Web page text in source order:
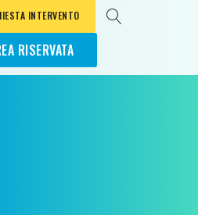
INTERVENTO
RISERVATA